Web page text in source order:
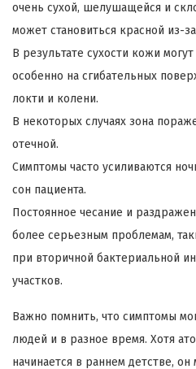
очень сухой, шелушащейся и
может становиться красной из-
В результате сухости кожи
особенно на сгибательных
локти и колени.
В некоторых случаях зона
отечной.
Симптомы часто усиливаются
сон пациента.
Постоянное чесание и
более серьезным проблемам,
при вторичной бактериальной
участков.
Важно помнить, что симптомы
людей и в разное время. Хотя
начинается в раннем детстве,